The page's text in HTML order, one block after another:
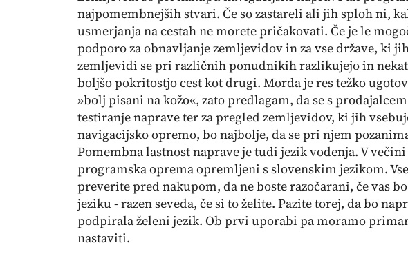
najpomembnejših stvari. Če so zastareli ali jih sploh ni,
usmerjanja na cestah ne morete pričakovati. Če je le
podporo za obnavljanje zemljevidov in za vse države, ki
zemljevidi se pri različnih ponudnikih razlikujejo in
boljšo pokritostjo cest kot drugi. Morda je res težko
»bolj pisani na kožo«, zato predlagam, da se s
testiranje naprave ter za pregled zemljevidov, ki jih
navigacijsko opremo, bo najbolje, da se pri njem
Pomembna lastnost naprave je tudi jezik vodenja. V
programska oprema opremljeni s slovenskim jezikom.
preverite pred nakupom, da ne boste razočarani, če vas
jeziku - razen seveda, če si to želite. Pazite torej, da bo
podpirala želeni jezik. Ob prvi uporabi pa moramo
nastaviti.